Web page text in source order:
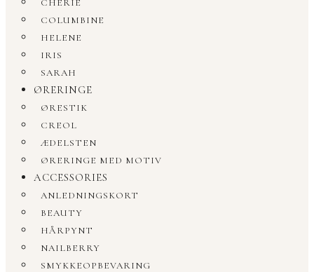
CHERIE
COLUMBINE
HELENE
IRIS
SARAH
ØRERINGE
ØRESTIK
CREOL
ÆDELSTEN
ØRERINGE MED MOTIV
ACCESSORIES
ANLEDNINGSKORT
BEAUTY
HÅRPYNT
NAILBERRY
SMYKKEOPBEVARING